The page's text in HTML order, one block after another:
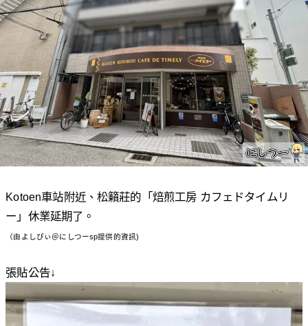
Kotoen車站附近、松籟莊的「焙煎工房 カフェドタイムリ
ー」休業延期了。
（由よしぴぃ＠にしつーsp提供的資訊)
張貼公告↓